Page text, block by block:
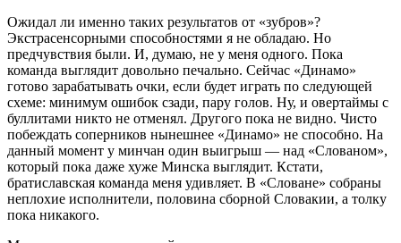
Ожидал ли именно таких результатов от «зубров»?
Экстрасенсорными способностями я не обладаю. Но
предчувствия были. И, думаю, не у меня одного. Пока
команда выглядит довольно печально. Сейчас «Динамо»
готово зарабатывать очки, если будет играть по следующей
схеме: минимум ошибок сзади, пару голов. Ну, и овертаймы с
буллитами никто не отменял. Другого пока не видно. Чисто
побеждать соперников нынешнее «Динамо» не способно. На
данный момент у минчан один выигрыш — над «Слованом»,
который пока даже хуже Минска выглядит. Кстати,
братиславская команда меня удивляет. В «Словане» собраны
неплохие исполнители, половина сборной Словакии, а толку
пока никакого.